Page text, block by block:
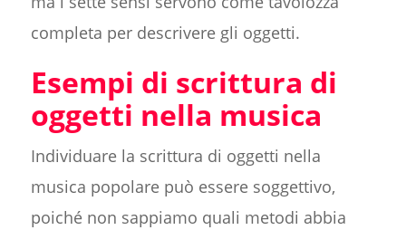
completa per descrivere gli oggetti.
Esempi di scrittura di
oggetti nella musica
Individuare la scrittura di oggetti nella
musica popolare può essere soggettivo,
poiché non sappiamo quali metodi abbia